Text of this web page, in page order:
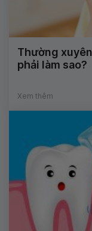
Thường
phải làm sao?
Xem thêm